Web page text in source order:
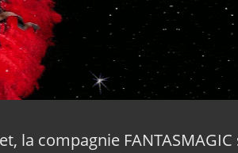
la compagnie